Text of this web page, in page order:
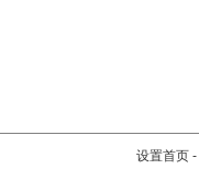
设置首页 -